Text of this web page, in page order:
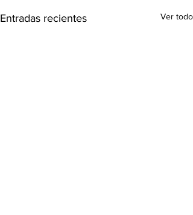
Entradas recientes Ver todo